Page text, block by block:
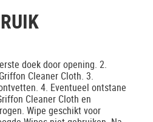
doek door opening. 2.
Cleaner Cloth. 3.
4. Eventueel ontstane
Cleaner Cloth en
Wipe geschikt voor